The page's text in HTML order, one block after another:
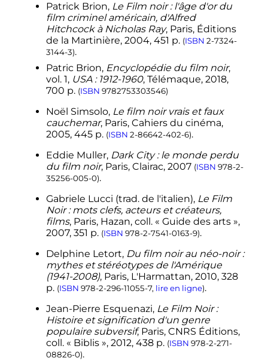
Patrick Brion, Le Film noir : l'âge d'or du
film criminel américain, d'Alfred
Hitchcock à Nicholas Ray, Paris, Éditions
de la Martinière, 2004, 451 p. (ISBN 2-7324-
3144-3).
Patric Brion, Encyclopédie du film noir,
vol. 1, USA : 1912-1960, Télémaque, 2018,
700 p. (ISBN 9782753303546)
Noël Simsolo, Le film noir vrais et faux
cauchemar, Paris, Cahiers du cinéma,
2005, 445 p. (ISBN 2-86642-402-6).
Eddie Muller, Dark City : le monde perdu
du film noir, Paris, Clairac, 2007 (ISBN 978-2-
35256-005-0).
Gabriele Lucci (trad.de l'italien), Le Film
Noir : mots clefs, acteurs et créateurs,
films, Paris, Hazan, coll.« Guide des arts »,
2007, 351 p. (ISBN 978-2-7541-0163-9).
Delphine Letort, Du film noir au néo-noir :
mythes et stéréotypes de l'Amérique
(1941-2008), Paris, L'Harmattan, 2010, 328
p. (ISBN 978-2-296-11055-7, lire en ligne).
Jean-Pierre Esquenazi, Le Film Noir :
Histoire et signification d'un genre
populaire subversif, Paris, CNRS Éditions,
coll.« Biblis », 2012, 438 p. (ISBN 978-2-271-
08826-0).